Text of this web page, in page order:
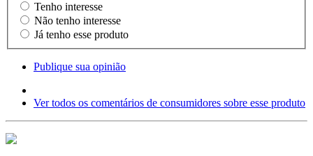
Tenho interesse
Não tenho interesse
Já tenho esse produto
Publique sua opinião
Ver todos os comentários de consumidores sobre esse produto